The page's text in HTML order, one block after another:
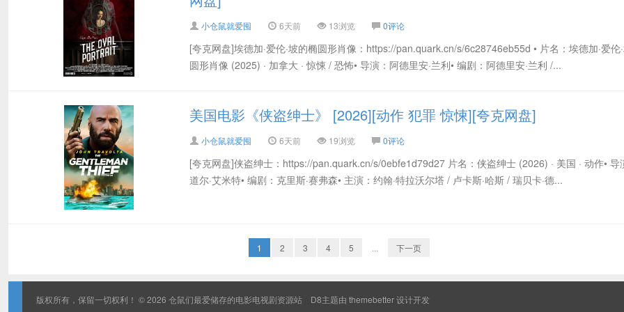
小仓鼠就爱囤 6天前 13浏览 0评论
[夸克网盘]埃德加·爱伦·坡的椭圆形肖像：https://pan.quark.cn/s/6c28746eb55d • 片名：埃德加·爱伦
圆形肖像 (2025) · 加拿大 · 惊悚 / 恐怖• 导演：阿德里安·兰利• 编剧：阿德里安·兰利 /...
美国电影《侠盗绅士》 [2026][动作 犯罪 惊悚][夸克网盘]
小仓鼠就爱囤 6天前 19浏览 0评论
[夸克网盘]侠盗绅士：https://pan.quark.cn/s/0ebfe1d79d27 片名：侠盗绅士 (2026) · 美国 · 动作• 导
道尔·艾米特• 编剧：克里斯·赛弗森• 主演：约翰·特拉沃尔塔 / 卢卡斯·哈斯 / 瑞贝卡·德...
1 2 3 4 5 下一页
版权所有，保留一切权利！ © 2026 仓鼠们最爱储存的电影电视剧资源站 D8主题由 themebetter设计开发